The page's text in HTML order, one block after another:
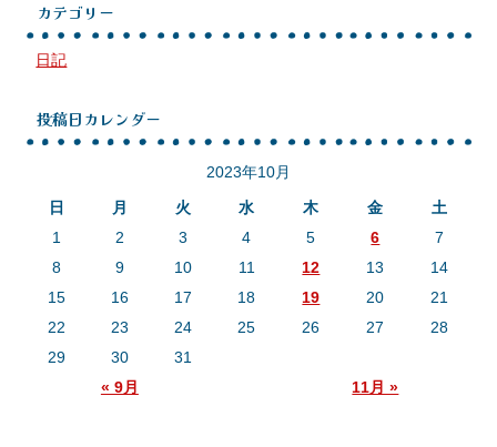
カテゴリー
日記
投稿日カレンダー
2023年10月
日
月 火 水 木 金 土
« 9月 11月 »
1 2 3 4 5 6
7
8
9 10 11 12 13
14
15
16 17 18 19 20
21
22
23 24 25 26 27
28
29
30 31